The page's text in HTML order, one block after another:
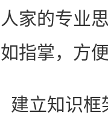
家的专业
指掌，方
立知识框